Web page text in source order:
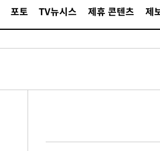
포토 TV뉴시스 제휴 콘텐츠 제